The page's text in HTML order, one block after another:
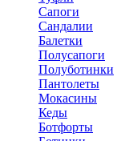
Сапоги
Сандалии
Балетки
Полусапоги
Полуботинки
Пантолеты
Мокасины
Кеды
Ботфорты